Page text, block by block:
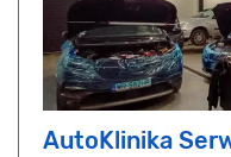
AutoKlinika